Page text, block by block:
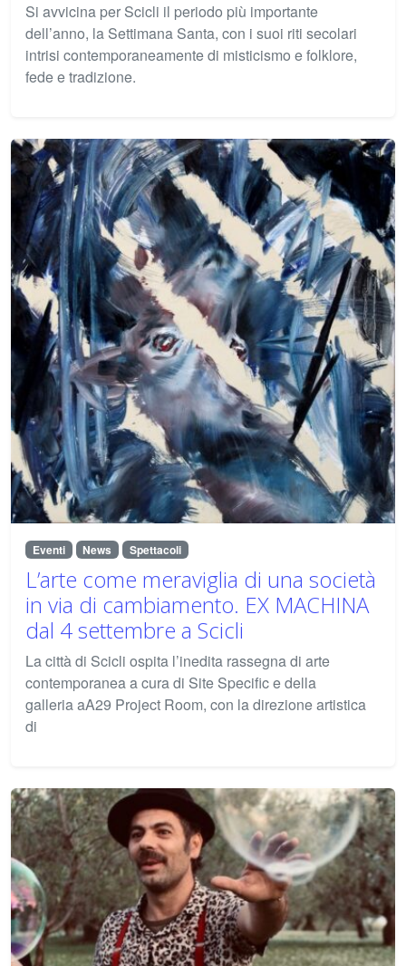
Si avvicina per Scicli il periodo più importante
dell’anno, la Settimana Santa, con i suoi riti secolari
intrisi contemporaneamente di misticismo e folklore,
fede e tradizione.
Eventi News Spettacoli
L’arte come meraviglia di una società
in via di cambiamento. EX MACHINA
dal 4 settembre a Scicli
La città di Scicli ospita l’inedita rassegna di arte
contemporanea a cura di Site Specific e della
galleria aA29 Project Room, con la direzione artistica
di